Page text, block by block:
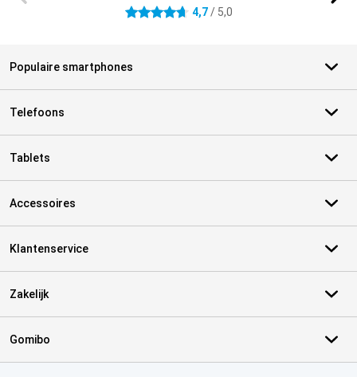
4.7 sterren 4,7/ 5,0
Populaire smartphones
Telefoons
Tablets
Accessoires
Klantenservice
Zakelijk
Gomibo